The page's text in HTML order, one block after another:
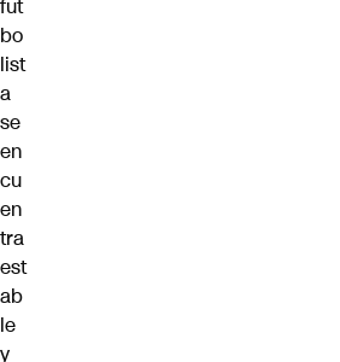
fut
bo
list
a
se
en
cu
en
tra
est
ab
le
y